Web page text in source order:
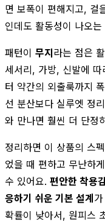
면 보폭이 편해지고, 걸
인데도 활동성이 나오
패턴이 무지라는 점은
세서리, 가방, 신발에
터 약간의 외출룩까지
선 분산보다 실루엣 정
와 만나면 훨씬 더 단정
정리하면 이 상품의 스
었을 때 편하고 무난하
수 있어요. 편안한 착용
응하기 쉬운 기본 설계
확률이 낮아서, 원피스